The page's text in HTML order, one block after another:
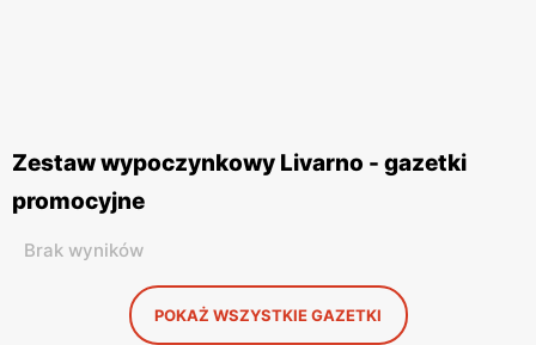
Zestaw wypoczynkowy Livarno - gazetki
promocyjne
Brak wyników
POKAŻ WSZYSTKIE GAZETKI